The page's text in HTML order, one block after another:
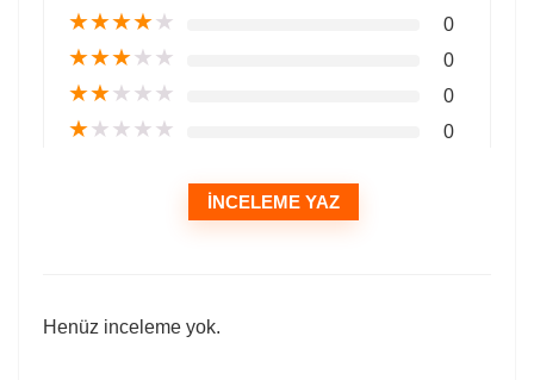
★★★★★ 0
★★★★★ 0
★★★★★ 0
★★★★★ 0
İNCELEME YAZ
Henüz inceleme yok.